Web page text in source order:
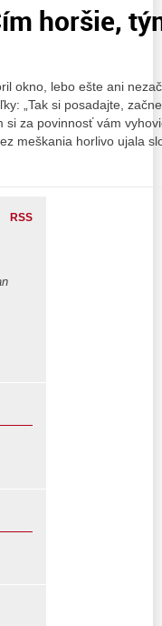
horšie,
okno, lebo ešte ani
„Tak si posadajte,
za povinnosť vám
meškania horlivo ujala
RSS